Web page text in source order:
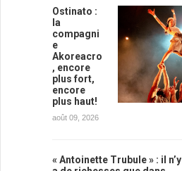
Ostinato :
la
compagni
e
Akoreacro
, encore
plus fort,
encore
plus haut!
août 09, 2026
« Antoinette Trubule » : il n’y